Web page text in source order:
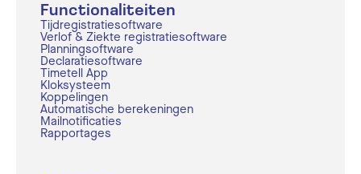
Functionaliteiten
Tijdregistratiesoftware
Verlof & Ziekte registratiesoftware
Planningsoftware
Declaratiesoftware
Timetell App
Kloksysteem
Koppelingen
Automatische berekeningen
Mailnotificaties
Rapportages